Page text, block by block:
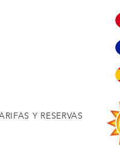
Y RESERVAS